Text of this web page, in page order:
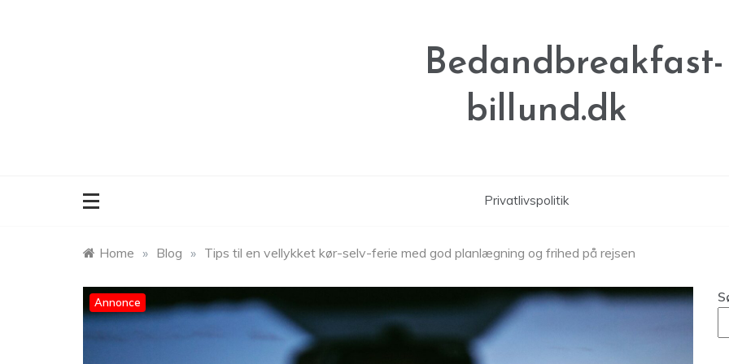
Bedandbreakfast-
billund.dk
Privatlivspolitik
Home » Blog » Tips til en vellykket kør-selv-ferie med god planlægning og frihed på rejsen
Annonce